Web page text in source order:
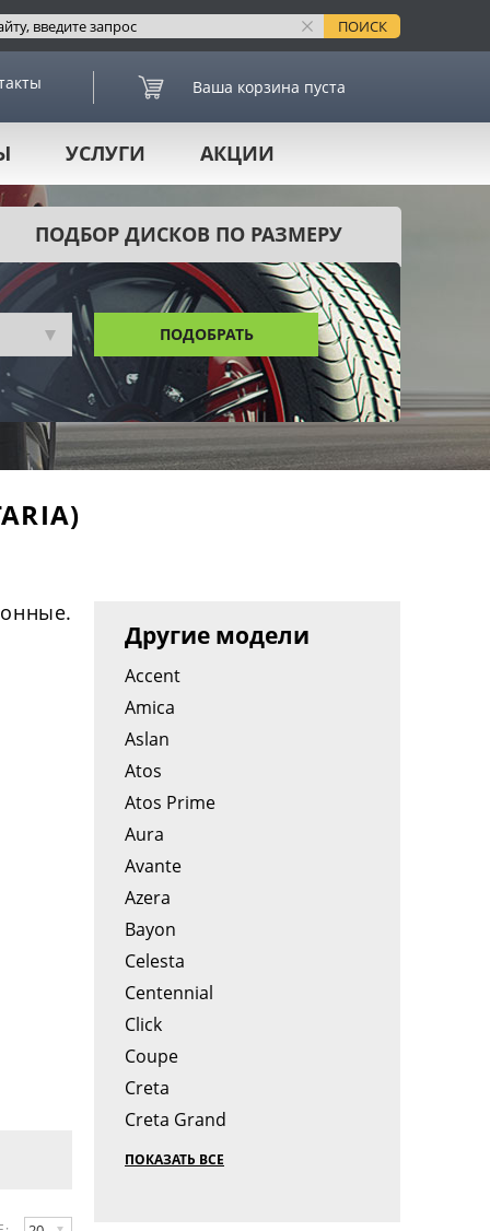
Ваша корзина пуста
УСЛУГИ АКЦИИ
ПОДБОР ДИСКОВ ПО РАЗМЕРУ
ПОДОБРАТЬ
Другие модели
Accent
Amica
Aslan
Atos
Atos Prime
Aura
Avante
Azera
Bayon
Celesta
Centennial
Click
Coupe
Creta
Creta Grand
ПОКАЗАТЬ ВСЕ